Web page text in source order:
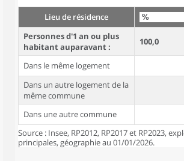
Lieu de résidence
Personnes d'1 an ou plus
habitant auparavant :
100,0
Dans le même logement
Dans un autre logement de la
même commune
Dans une autre commune
Source : Insee, RP2012, RP2017 et RP2023,
principales, géographie au 01/01/2026.